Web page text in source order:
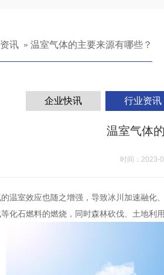
讯» 温室气体的主要来源有哪些？
企业快讯 行业资讯
温室气体
时间：2023-
室效应也随之增强，导致冰川加速融化
化石燃料的燃烧，同时森林砍伐、土地利